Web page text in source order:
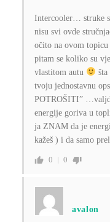
Intercooler… struke
nisu svi ovde
očito na ovom
pitam se koliko su
vlastitom autu
tvoju jednostavnu
POTROŠITI”
energije goriva u
ja ZNAM da je
kažeš ) i da samo
0 0
avalon